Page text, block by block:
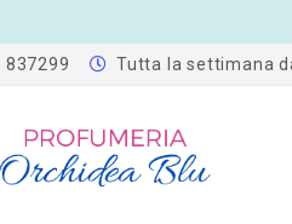
837299 Tutta la settimana